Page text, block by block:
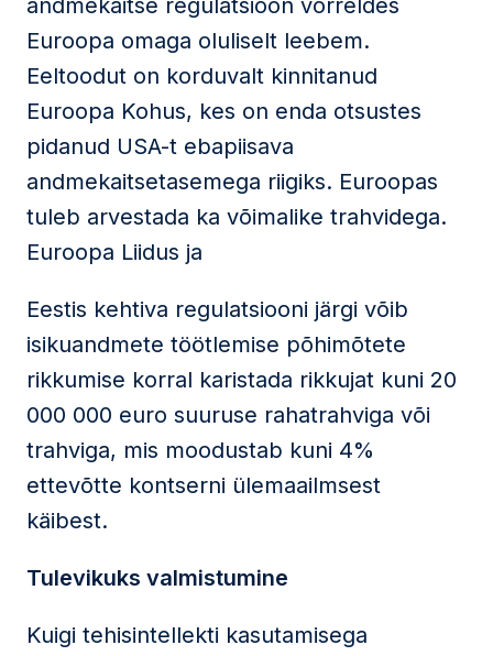
andmekaitse regulatsioon võrreldes
Euroopa omaga oluliselt leebem.
Eeltoodut on korduvalt kinnitanud
Euroopa Kohus, kes on enda otsustes
pidanud USA-t ebapiisava
andmekaitsetasemega riigiks. Euroopas
tuleb arvestada ka võimalike trahvidega.
Euroopa Liidus ja
Eestis kehtiva regulatsiooni järgi võib
isikuandmete töötlemise põhimõtete
rikkumise korral karistada rikkujat kuni 20
000 000 euro suuruse rahatrahviga või
trahviga, mis moodustab kuni 4%
ettevõtte kontserni ülemaailmsest
käibest.
Tulevikuks valmistumine
Kuigi tehisintellekti kasutamisega